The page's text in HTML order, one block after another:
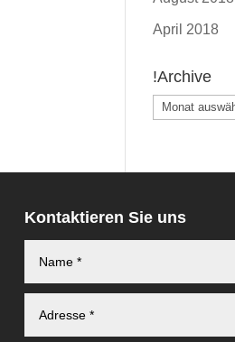
April 2018
!Archive
!Archive
Kontaktieren Sie uns